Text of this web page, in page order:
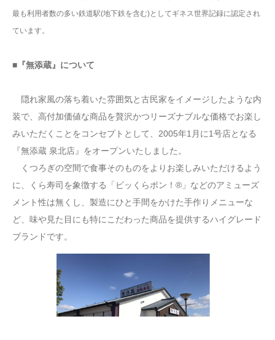
最も利用者数の多い鉄道駅(地下鉄を含む)としてギネス世界記録に認定され
ています。
■『無添蔵』について
隠れ家風の落ち着いた雰囲気と古民家をイメージしたような内
装で、高付加価値な商品を贅沢かつリーズナブルな価格でお楽し
みいただくことをコンセプトとして、2005年1月に1号店となる
『無添蔵 泉北店』をオープンいたしました。
くつろぎの空間で食事そのものをよりお楽しみいただけるよう
に、くら寿司を象徴する「ビッくらポン！®」などのアミューズ
メント性は無くし、製造にひと手間をかけた手作りメニューな
ど、味や見た目にも特にこだわった商品を提供するハイグレード
ブランドです。